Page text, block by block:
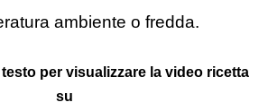
ambiente o fredda.
per visualizzare la video ricetta
su